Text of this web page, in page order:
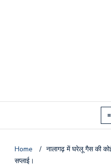
Home / नालागढ़ में घरेलू गैस की
सप्लाई।